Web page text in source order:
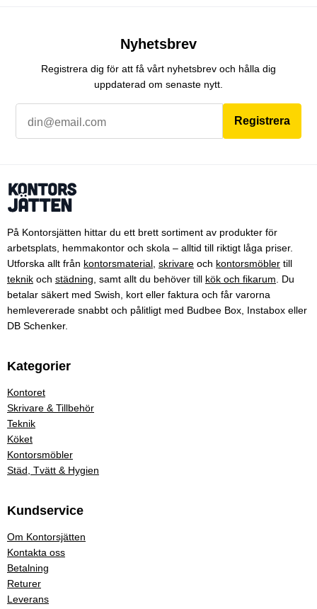
Nyhetsbrev
Registrera dig för att få vårt nyhetsbrev och hålla dig
uppdaterad om senaste nytt.
Registrera
På Kontorsjätten hittar du ett brett sortiment av produkter för
arbetsplats, hemmakontor och skola – alltid till riktigt låga priser.
Utforska allt från kontorsmaterial skrivare och kontorsmöbler till
teknik och städning , samt allt du behöver till kök och fikarum . Du
betalar säkert med Swish, kort eller faktura och får varorna
hemlevererade snabbt och pålitligt med Budbee Box, Instabox eller
DB Schenker.
Kategorier
Kontoret
Skrivare & Tillbehör
Teknik
Köket
Kontorsmöbler
Städ, Tvätt & Hygien
Kundservice
Om Kontorsjätten
Kontakta oss
Betalning
Returer
Leverans